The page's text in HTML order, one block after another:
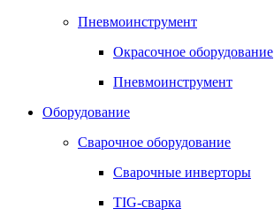
Пневмоинструмент
Окрасочное оборудование
Пневмоинструмент
Оборудование
Сварочное оборудование
Сварочные инверторы
TIG-сварка